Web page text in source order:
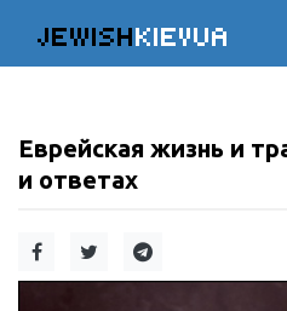
JEWISHKIEVUA
Еврейская жизнь и
и ответах